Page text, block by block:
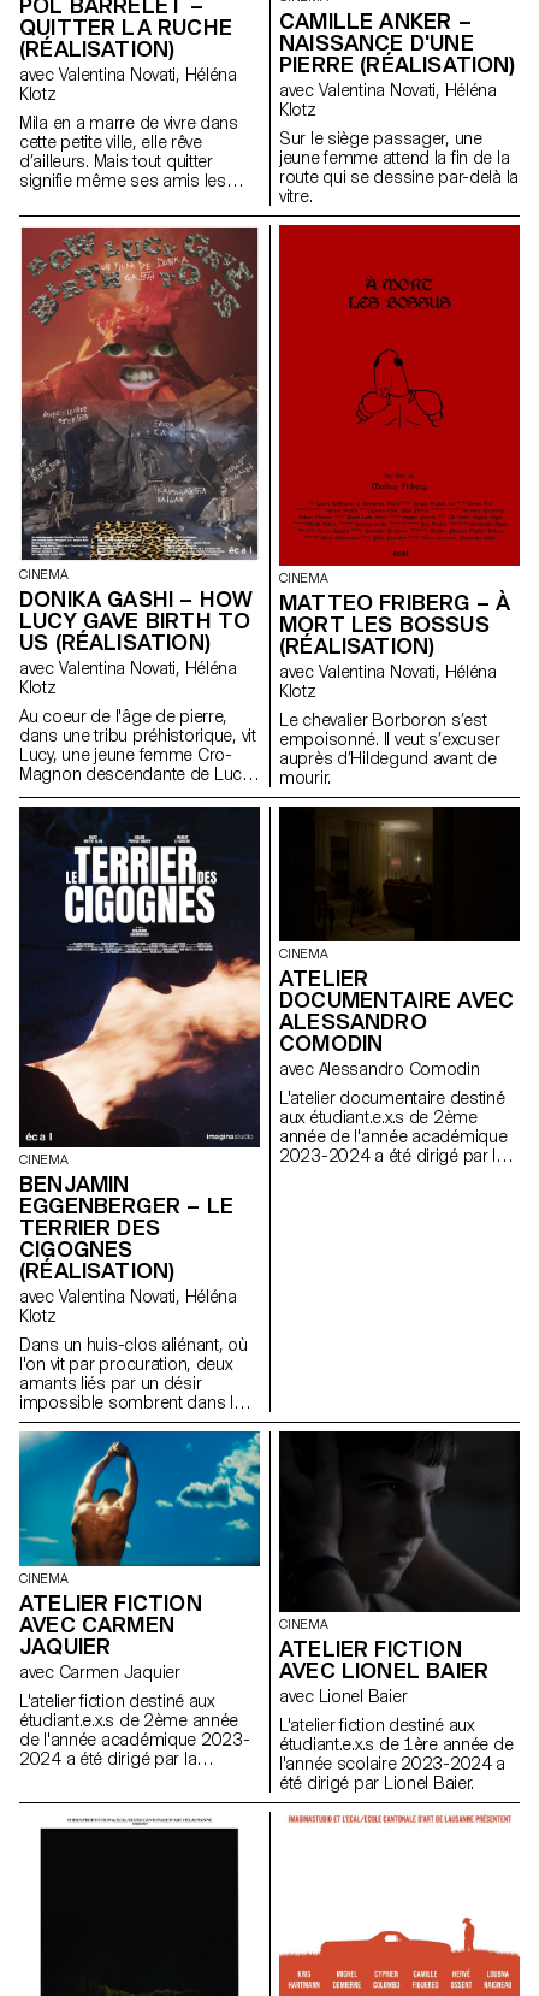
QUITTER LA RUCHE
(RÉALISATION)
avec Valentina Novati, Héléna
Klotz
Mila en a marre de vivre dans
cette petite ville, elle rêve
d’ailleurs. Mais tout quitter
signifie même ses amis les
CAMILLE ANKER –
NAISSANCE D'UNE
PIERRE (RÉALISATION)
avec Valentina Novati, Héléna
Klotz
Sur le siège passager, une
jeune femme attend la fin de la
route qui se dessine par-delà la
vitre.
CINEMA
DONIKA GASHI – HOW
LUCY GAVE BIRTH TO
US (RÉALISATION)
avec Valentina Novati, Héléna
Klotz
Au coeur de l'âge de pierre,
dans une tribu préhistorique, vit
Lucy, une jeune femme Cro-
Magnon descendante de Lucy
l’australopithèque.
CINEMA
MATTEO FRIBERG – À
MORT LES BOSSUS
(RÉALISATION)
avec Valentina Novati, Héléna
Klotz
Le chevalier Borboron s’est
empoisonné. Il veut s’excuser
auprès d’Hildegund avant de
mourir.
CINEMA
BENJAMIN
EGGENBERGER – LE
TERRIER DES
CIGOGNES
(RÉALISATION)
avec Valentina Novati, Héléna
Klotz
Dans un huis-clos aliénant, où
l'on vit par procuration, deux
amants liés par un désir
impossible sombrent dans le
fantasme et la destruction.
CINEMA
ATELIER
DOCUMENTAIRE AVEC
ALESSANDRO
COMODIN
avec Alessandro Comodin
L'atelier documentaire destiné
aux étudiant.e.x.s de 2ème
année de l'année académique
2023-2024 a été dirigé par le
CINEMA
ATELIER FICTION
AVEC CARMEN
JAQUIER
avec Carmen Jaquier
L'atelier fiction destiné aux
étudiant.e.x.s de 2ème année
de l'année académique 2023-
2024 a été dirigé par la
CINEMA
ATELIER FICTION
AVEC LIONEL BAIER
avec Lionel Baier
L'atelier fiction destiné aux
étudiant.e.x.s de 1ère année de
l'année scolaire 2023-2024 a
été dirigé par Lionel Baier.